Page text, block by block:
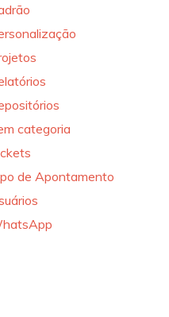
categoria
de Apontamento